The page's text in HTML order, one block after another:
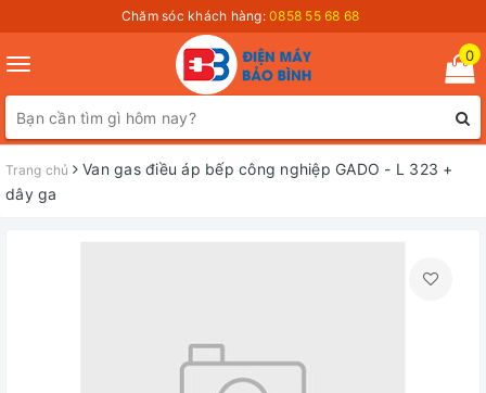
Chăm sóc khách hàng: 0858 55 68 68
Toggle
navigation
0
Trang chủ
Van gas điều áp bếp công nghiệp GADO - L 323 +
dây ga